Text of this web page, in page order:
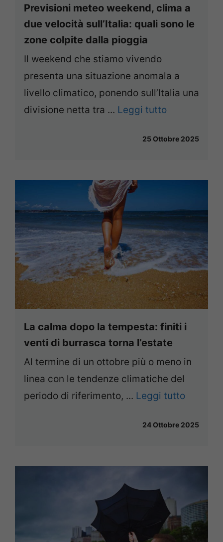
Previsioni meteo weekend, clima a
due velocità sull’Italia: quali sono le
zone colpite dalla pioggia
Il weekend che stiamo vivendo
presenta una situazione anomala a
livello climatico, ponendo sull’Italia una
divisione netta tra ... Leggi tutto
25 Ottobre 2025
La calma dopo la tempesta: finiti i
venti di burrasca torna l’estate
Al termine di un ottobre più o meno in
linea con le tendenze climatiche del
periodo di riferimento, ... Leggi tutto
24 Ottobre 2025